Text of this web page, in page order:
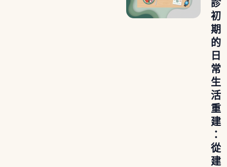
診
初
期
的
日
常
生
活
重
建
：
從
建